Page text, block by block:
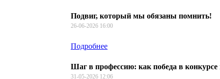
Подвиг, который мы обязаны помнить!
26-06-2026 16:00
Подробнее
Шаг в профессию: как победа в
31-05-2026 12:06